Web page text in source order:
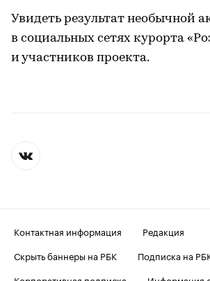
Увидеть результат необычной
в социальных сетях курорта
и участников проекта.
Контактная информация
Редакция
Скрыть баннеры на РБК
Подписка на